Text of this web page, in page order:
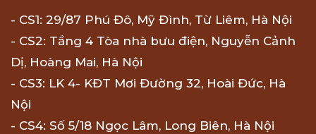
- CS1: 29/87 Phú Đô, Mỹ Đình, Từ Liêm, Hà Nội
- CS2: Tầng 4 Tòa nhà bưu điện, Nguyễn Cảnh
Dị, Hoàng Mai, Hà Nội
- CS3: LK 4- KĐT Mơi Đường 32, Hoài Đức, Hà
Nội
- CS4: Số 5/18 Ngọc Lâm, Long Biên, Hà Nội